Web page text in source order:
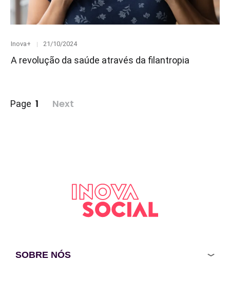
Category
Inova+
Posted
21/10/2024
A revolução da saúde através da filantropia
Paginação
Page 1 Next
SOBRE NÓS